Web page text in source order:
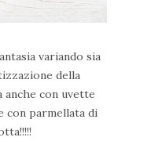
variando sia
della
con uvette
con parmellata di